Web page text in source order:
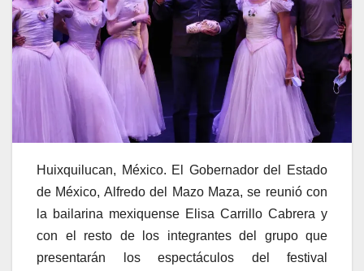
Huixquilucan, México. El Gobernador del Estado
de México, Alfredo del Mazo Maza, se reunió con
la bailarina mexiquense Elisa Carrillo Cabrera y
con el resto de los integrantes del grupo que
presentarán los espectáculos del festival